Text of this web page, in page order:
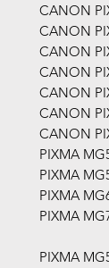
CANON
CANON
CANON
CANON
CANON
CANON
CANON
PIXMA
PIXMA
PIXMA
PIXMA
PIXMA